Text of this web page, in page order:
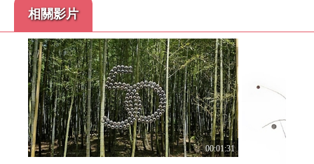
相關影片
00:01:31